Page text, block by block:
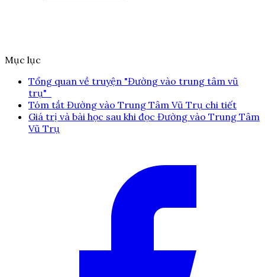
Mục lục
Tổng quan về truyện "Đường vào trung tâm vũ
trụ"
Tóm tắt Đường vào Trung Tâm Vũ Trụ chi tiết
Giá trị và bài học sau khi đọc Đường vào Trung Tâm
Vũ Trụ